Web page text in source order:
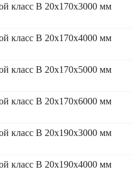
класс В 20x170x3000 мм
класс В 20x170x4000 мм
класс В 20x170x5000 мм
класс В 20x170x6000 мм
класс В 20x190x3000 мм
класс В 20x190x4000 мм